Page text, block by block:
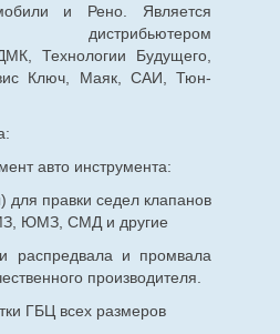
и Рено. Является
дистрибьютером
Технологии Будущего,
Ключ, Маяк, САИ, Тюн-
авто инструмента:
правки седел клапанов
ЮМЗ, СМД и другие
распредвала и промвала
производителя.
ГБЦ всех размеров